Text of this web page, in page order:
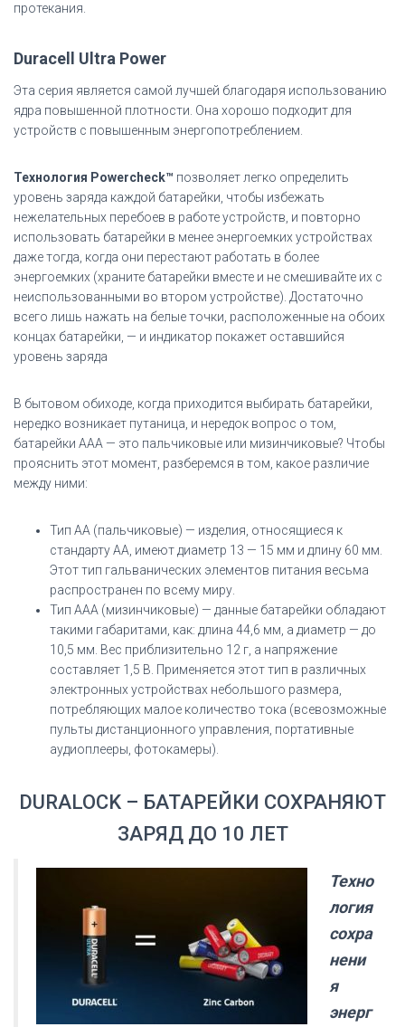
протекания.
Duracell Ultra Power
Эта серия является самой лучшей благодаря использованию
ядра повышенной плотности. Она хорошо подходит для
устройств с повышенным энергопотреблением.
Технология Powercheck™ позволяет легко определить
уровень заряда каждой батарейки, чтобы избежать
нежелательных перебоев в работе устройств, и повторно
использовать батарейки в менее энергоемких устройствах
даже тогда, когда они перестают работать в более
энергоемких (храните батарейки вместе и не смешивайте их с
неиспользованными во втором устройстве). Достаточно
всего лишь нажать на белые точки, расположенные на обоих
концах батарейки, — и индикатор покажет оставшийся
уровень заряда
В бытовом обиходе, когда приходится выбирать батарейки,
нередко возникает путаница, и нередок вопрос о том,
батарейки ААА — это пальчиковые или мизинчиковые? Чтобы
прояснить этот момент, разберемся в том, какое различие
между ними:
Тип АА (пальчиковые) — изделия, относящиеся к
стандарту AA, имеют диаметр 13 — 15 мм и длину 60 мм.
Этот тип гальванических элементов питания весьма
распространен по всему миру.
Тип ААА (мизинчиковые) — данные батарейки обладают
такими габаритами, как: длина 44,6 мм, а диаметр — до
10,5 мм. Вес приблизительно 12 г, а напряжение
составляет 1,5 В. Применяется этот тип в различных
электронных устройствах небольшого размера,
потребляющих малое количество тока (всевозможные
пульты дистанционного управления, портативные
аудиоплееры, фотокамеры).
DURALOCK – БАТАРЕЙКИ СОХРАНЯЮТ
ЗАРЯД ДО 10 ЛЕТ
Техно
логия
сохра
нени
я
энерг